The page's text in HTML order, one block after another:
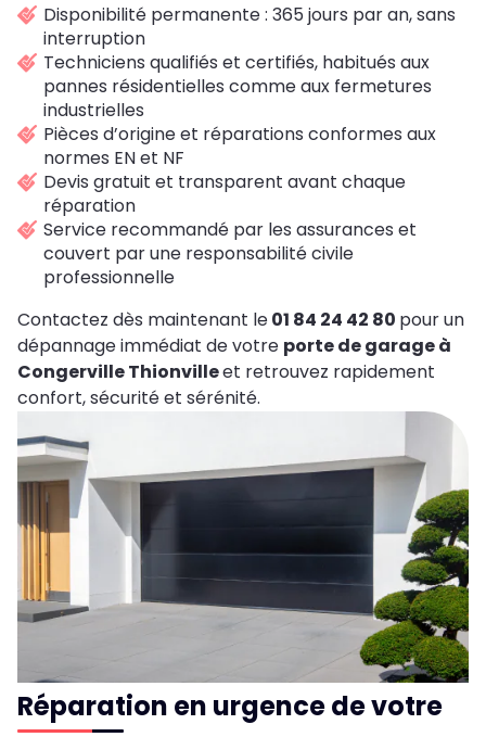
Disponibilité permanente : 365 jours par an, sans
interruption
Techniciens qualifiés et certifiés, habitués aux
pannes résidentielles comme aux fermetures
industrielles
Pièces d’origine et réparations conformes aux
normes EN et NF
Devis gratuit et transparent avant chaque
réparation
Service recommandé par les assurances et
couvert par une responsabilité civile
professionnelle
Contactez dès maintenant le01 84 24 42 80 pour un
dépannage immédiat de votre porte de garage à
Congerville Thionvilleet retrouvez rapidement
confort, sécurité et sérénité.
Réparation en urgence de votre